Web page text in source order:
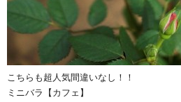
こちらも超人気間違いなし！！
ミニバラ【カフェ】